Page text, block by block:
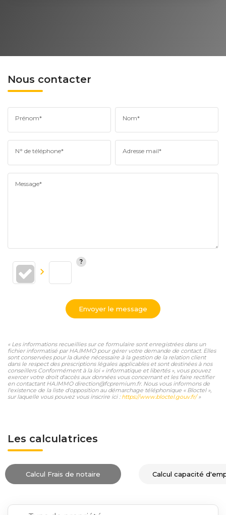
Nous contacter
Prénom* Nom*
N° de téléphone* Adresse mail*
Message*
Envoyer le message
« Les informations recueillies sur ce formulaire sont enregistrées dans un
fichier informatisé par HA.IMMO pour gérer votre demande de contact. Elles
sont conservées pour la durée nécessaire à la gestion de la relation client
dans le respect des prescriptions légales applicables et sont destinées à nos
conseillers Conformément à la loi « informatique et libertés », vous pouvez
exercer votre droit d'accès aux données vous concernant et les faire rectifier
en contactant HA.IMMO direction@fcpremium.fr. Nous vous informons de
l'existence de la liste d'opposition au démarchage téléphonique « Bloctel »,
sur laquelle vous pouvez vous inscrire ici : https://www.bloctel.gouv.fr/»
Les calculatrices
Calcul Frais de notaire Calcul capacité